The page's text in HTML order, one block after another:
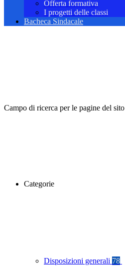
Offerta formativa
I progetti delle classi
Bacheca Sindacale
Campo di ricerca per le pagine del sito
Categorie
Disposizioni generali 78